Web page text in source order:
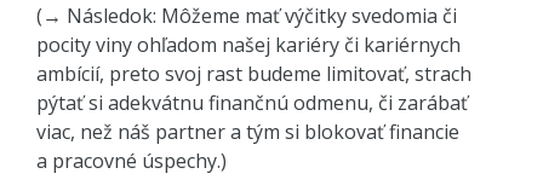
(→ Následok: Môžeme mať výčitky svedomia či
pocity viny ohľadom našej kariéry či kariérnych
ambícií, preto svoj rast budeme limitovať, strach
pýtať si adekvátnu finančnú odmenu, či zarábať
viac, než náš partner a tým si blokovať financie
a pracovné úspechy.)